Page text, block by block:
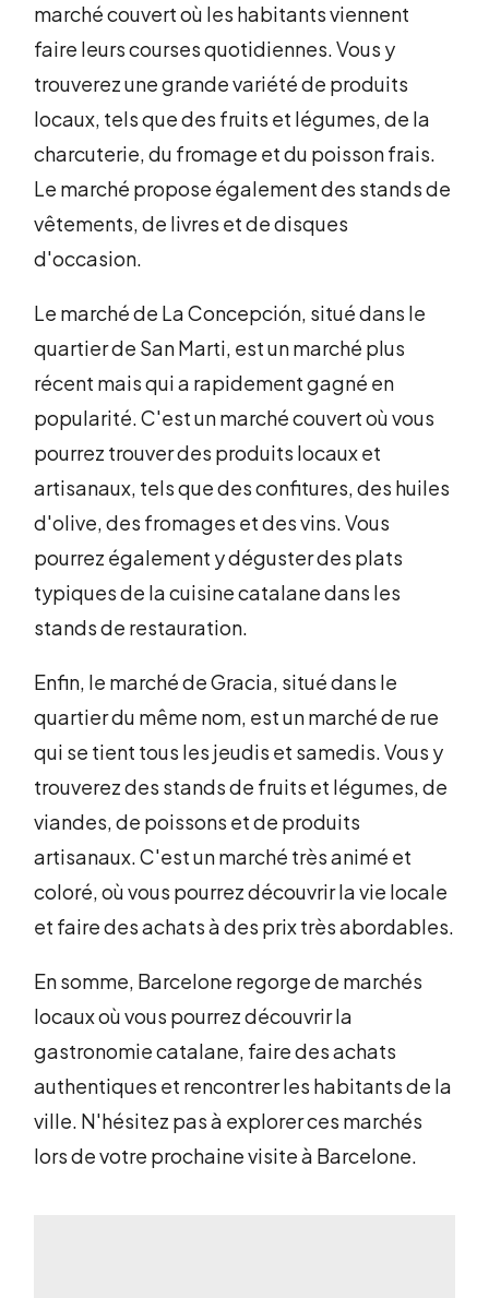
marché couvert où les habitants viennent
faire leurs courses quotidiennes. Vous y
trouverez une grande variété de produits
locaux, tels que des fruits et légumes, de la
charcuterie, du fromage et du poisson frais.
Le marché propose également des stands de
vêtements, de livres et de disques
d'occasion.
Le marché de La Concepción, situé dans le
quartier de San Marti, est un marché plus
récent mais qui a rapidement gagné en
popularité. C'est un marché couvert où vous
pourrez trouver des produits locaux et
artisanaux, tels que des confitures, des huiles
d'olive, des fromages et des vins. Vous
pourrez également y déguster des plats
typiques de la cuisine catalane dans les
stands de restauration.
Enfin, le marché de Gracia, situé dans le
quartier du même nom, est un marché de rue
qui se tient tous les jeudis et samedis. Vous y
trouverez des stands de fruits et légumes, de
viandes, de poissons et de produits
artisanaux. C'est un marché très animé et
coloré, où vous pourrez découvrir la vie locale
et faire des achats à des prix très abordables.
En somme, Barcelone regorge de marchés
locaux où vous pourrez découvrir la
gastronomie catalane, faire des achats
authentiques et rencontrer les habitants de la
ville. N'hésitez pas à explorer ces marchés
lors de votre prochaine visite à Barcelone.